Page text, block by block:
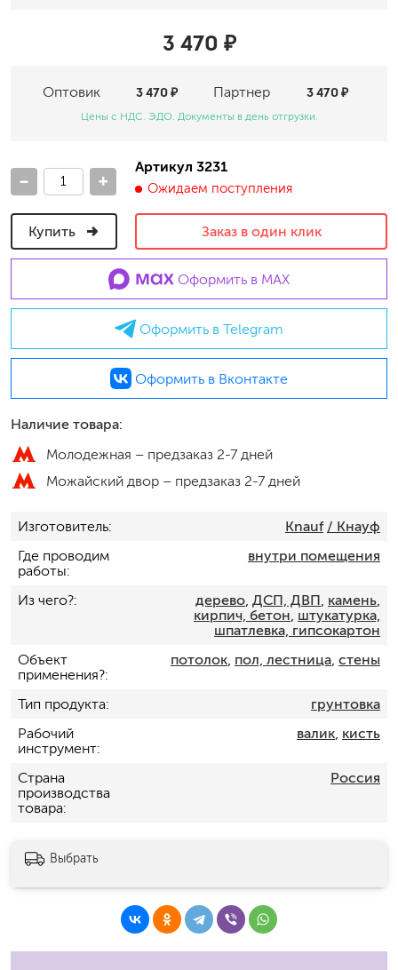
3 470 ₽
Оптовик Партнер
3 470 ₽ 3 470 ₽
Цены с НДС. ЭДО. Документы в день отгрузки.
- +
Артикул 3231
Ожидаем поступления
Купить Заказ в один клик
Оформить в MAX
Оформить в Telegram
Оформить в Вконтакте
Наличие товара:
Молодежная – предзаказ 2-7 дней
Можайский двор – предзаказ 2-7 дней
Изготовитель Knauf / Кнауф
Где проводим
работы
внутри помещения
Из чего? дерево, ДСП, ДВП камень,
кирпич, бетон штукатурка,
шпатлевка, гипсокартон
Объект
применения?
потолок, пол, лестница, стены
Тип продукта
грунтовка
Рабочий
инструмент
валик, кисть
Страна
производства
товара
Россия
Выбрать